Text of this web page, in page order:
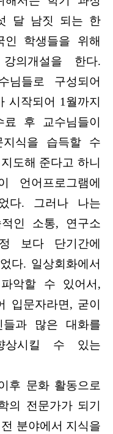
달 남짓 되는 한
인 학생들을 위해
의개설을 한다.
님들로 구성되어
시작되어 1월까지
후 교수님들이
식을 습득할 수
도해 준다고 하니
어프로그램에
다. 그러나 나는
인 소통, 연구소
보다 단기간에
다. 일상회화에서
악할 수 있어서,
입문자라면, 굳이
과 많은 대화를
상시킬 수 있는
후 문화 활동으로
의 전문가가 되기
분야에서 지식을